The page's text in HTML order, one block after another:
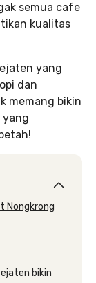
semua cafe
kualitas
yang
dan
memang bikin
yang
Nongkrong
bikin